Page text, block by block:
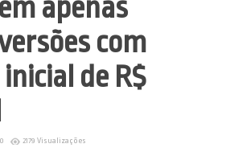
apenas
com
de R$
0 2179 Visualizações